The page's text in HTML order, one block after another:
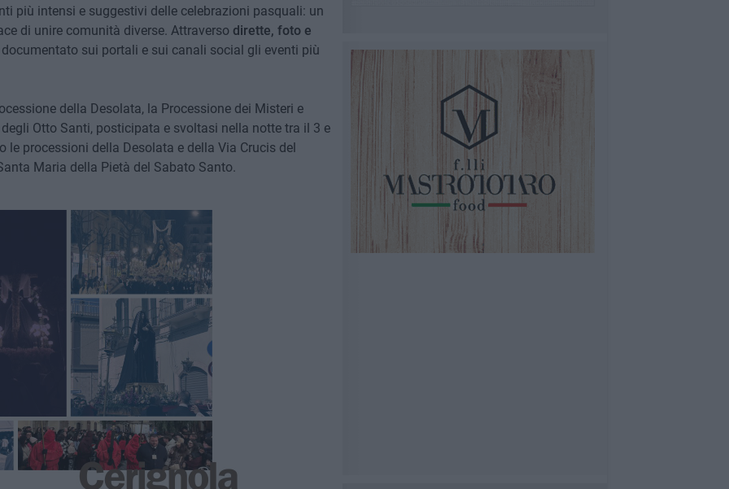
più intensi e suggestivi delle celebrazioni pasquali: un
di unire comunità diverse. Attraverso dirette, foto e
sui portali e sui canali social gli eventi più
della Desolata, la Processione dei Misteri e
Otto Santi, posticipata e svoltasi nella notte tra il 3 e
le processioni della Desolata e della Via Crucis del
Maria della Pietà del Sabato Santo.